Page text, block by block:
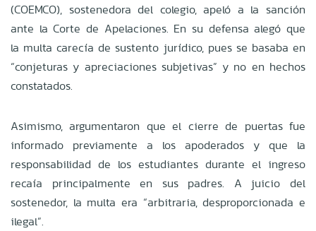
(COEMCO), sostenedora del colegio, apeló a la sanción
ante la Corte de Apelaciones. En su defensa alegó que
la multa carecía de sustento jurídico, pues se basaba en
“conjeturas y apreciaciones subjetivas” y no en hechos
constatados.
Asimismo, argumentaron que el cierre de puertas fue
informado previamente a los apoderados y que la
responsabilidad de los estudiantes durante el ingreso
recaía principalmente en sus padres. A juicio del
sostenedor, la multa era “arbitraria, desproporcionada e
ilegal”.